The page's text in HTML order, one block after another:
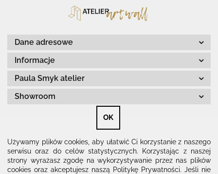
Dane adresowe
Informacje
Paula Smyk atelier
Showroom
Używamy plików cookies, aby ułatwić Ci korzystanie z naszego
serwisu oraz do celów statystycznych. Korzystając z naszej
strony wyrażasz zgodę na wykorzystywanie przez nas plików
cookies oraz akceptujesz naszą Politykę Prywatności. Jeśli nie
OK